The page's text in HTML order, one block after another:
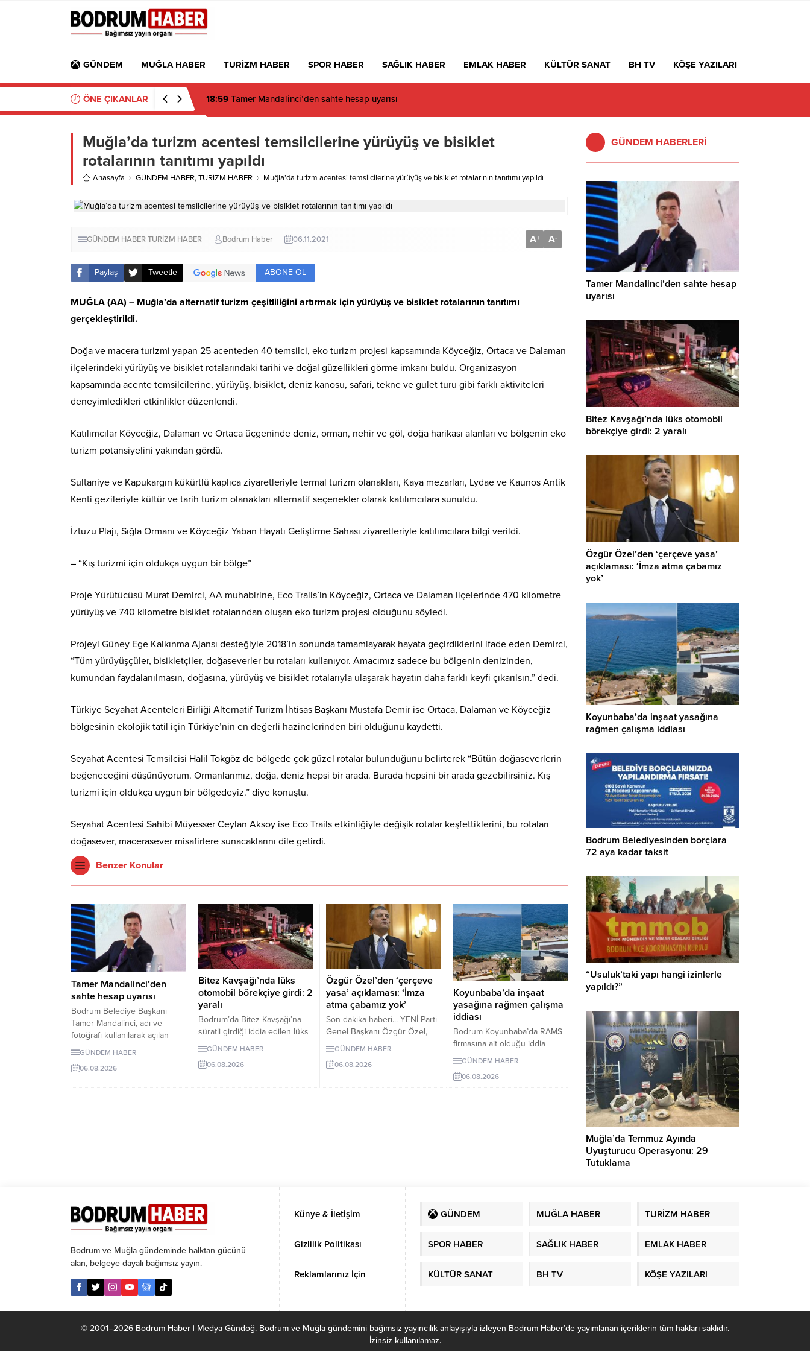
GÜNDEM MUĞLA HABER TURİZM HABER SPOR HABER SAĞLIK HABER EMLAK HABER KÜLTÜR SANAT BH TV KÖŞE YAZILARI
ÖNE ÇIKANLAR 18:59 Tamer Mandalinci’den sahte hesap uyarısı
Muğla’da turizm acentesi temsilcilerine yürüyüş ve bisiklet
rotalarının tanıtımı yapıldı
Anasayfa GÜNDEM HABER,TURİZM HABER Muğla’da turizm acentesi temsilcilerine yürüyüş ve bisiklet rotalarının tanıtımı yapıldı
GÜNDEM HABERTURİZM HABER Bodrum Haber 06.11.2021 A+ A-
Paylaş Tweetle ABONE OL
MUĞLA (AA) – Muğla’da alternatif turizm çeşitliliğini artırmak için yürüyüş ve bisiklet rotalarının tanıtımı
gerçekleştirildi.
Doğa ve macera turizmi yapan 25 acenteden 40 temsilci, eko turizm projesi kapsamında Köyceğiz, Ortaca ve Dalaman
ilçelerindeki yürüyüş ve bisiklet rotalarındaki tarihi ve doğal güzellikleri görme imkanı buldu. Organizasyon
kapsamında acente temsilcilerine, yürüyüş, bisiklet, deniz kanosu, safari, tekne ve gulet turu gibi farklı aktiviteleri
deneyimledikleri etkinlikler düzenlendi.
Katılımcılar Köyceğiz, Dalaman ve Ortaca üçgeninde deniz, orman, nehir ve göl, doğa harikası alanları ve bölgenin eko
turizm potansiyelini yakından gördü.
Sultaniye ve Kapukargın kükürtlü kaplıca ziyaretleriyle termal turizm olanakları, Kaya mezarları, Lydae ve Kaunos Antik
Kenti gezileriyle kültür ve tarih turizm olanakları alternatif seçenekler olarak katılımcılara sunuldu.
İztuzu Plajı, Sığla Ormanı ve Köyceğiz Yaban Hayatı Geliştirme Sahası ziyaretleriyle katılımcılara bilgi verildi.
– “Kış turizmi için oldukça uygun bir bölge”
Proje Yürütücüsü Murat Demirci, AA muhabirine, Eco Trails’in Köyceğiz, Ortaca ve Dalaman ilçelerinde 470 kilometre
yürüyüş ve 740 kilometre bisiklet rotalarından oluşan eko turizm projesi olduğunu söyledi.
Projeyi Güney Ege Kalkınma Ajansı desteğiyle 2018’in sonunda tamamlayarak hayata geçirdiklerini ifade eden Demirci,
“Tüm yürüyüşçüler, bisikletçiler, doğaseverler bu rotaları kullanıyor. Amacımız sadece bu bölgenin denizinden,
kumundan faydalanılmasın, doğasına, yürüyüş ve bisiklet rotalarıyla ulaşarak hayatın daha farklı keyfi çıkarılsın.” dedi.
Türkiye Seyahat Acenteleri Birliği Alternatif Turizm İhtisas Başkanı Mustafa Demir ise Ortaca, Dalaman ve Köyceğiz
bölgesinin ekolojik tatil için Türkiye’nin en değerli hazinelerinden biri olduğunu kaydetti.
Seyahat Acentesi Temsilcisi Halil Tokgöz de bölgede çok güzel rotalar bulunduğunu belirterek “Bütün doğaseverlerin
beğeneceğini düşünüyorum. Ormanlarımız, doğa, deniz hepsi bir arada. Burada hepsini bir arada gezebilirsiniz. Kış
turizmi için oldukça uygun bir bölgedeyiz.” diye konuştu.
Seyahat Acentesi Sahibi Müyesser Ceylan Aksoy ise Eco Trails etkinliğiyle değişik rotalar keşfettiklerini, bu rotaları
doğasever, macerasever misafirlere sunacaklarını dile getirdi.
Benzer Konular
Tamer Mandalinci’den
sahte hesap uyarısı
Bodrum Belediye Başkanı
Tamer Mandalinci, adı ve
fotoğrafı kullanılarak açılan
sahte sosyal medya
bulundu. Mandalinci, tek resmî
GÜNDEM HABER
06.08.2026
Bitez Kavşağı’nda lüks
otomobil börekçiye girdi: 2
yaralı
Bodrum’da Bitez Kavşağı’na
süratli girdiği iddia edilen lüks
otomobil börekçiye girdi.
yaralandı.
GÜNDEM HABER
06.08.2026
Özgür Özel’den ‘çerçeve
yasa’ açıklaması: ‘İmza
atma çabamız yok’
Son dakika haberi... YENİ Parti
Genel Başkanı Özgür Özel,
çerçeve yasanın özensiz
"İmza atma çabamız yok" dedi.
GÜNDEM HABER
06.08.2026
Koyunbaba’da inşaat
yasağına rağmen çalışma
iddiası
Bodrum Koyunbaba’da RAMS
firmasına ait olduğu iddia
edilen alanda, inşaat yasağı
ve satıh düzeltme çalışmaları
GÜNDEM HABER
06.08.2026
GÜNDEM HABERLERİ
Tamer Mandalinci’den sahte hesap
uyarısı
Bitez Kavşağı’nda lüks otomobil
börekçiye girdi: 2 yaralı
Özgür Özel’den ‘çerçeve yasa’
açıklaması: ‘İmza atma çabamız
yok’
Koyunbaba’da inşaat yasağına
rağmen çalışma iddiası
Bodrum Belediyesinden borçlara
72 aya kadar taksit
“Usuluk’taki yapı hangi izinlerle
yapıldı?”
Muğla’da Temmuz Ayında
Uyuşturucu Operasyonu: 29
Tutuklama
Bodrum ve Muğla gündeminde halktan gücünü
alan, belgeye dayalı bağımsız yayın.
Künye & İletişim
Gizlilik Politikası
Reklamlarınız İçin
GÜNDEM MUĞLA HABER TURİZM HABER
SPOR HABER SAĞLIK HABER EMLAK HABER
KÜLTÜR SANAT BH TV KÖŞE YAZILARI
© 2001–2026 Bodrum Haber | Medya Gündoğ. Bodrum ve Muğla gündemini bağımsız yayıncılık anlayışıyla izleyen Bodrum Haber’de yayımlanan içeriklerin tüm hakları saklıdır.
İzinsiz kullanılamaz.